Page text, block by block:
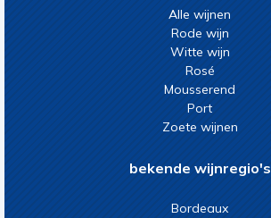
Alle wijnen
Rode wijn
Witte wijn
Rosé
Mousserend
Port
Zoete wijnen
bekende wijnregio's
Bordeaux